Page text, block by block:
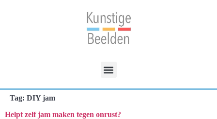
Tag: DIY jam
Helpt zelf jam maken tegen onrust?